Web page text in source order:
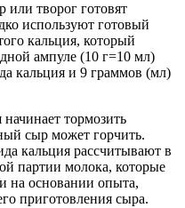
творог готовят
используют готовый
кальция, который
ампуле (10 г=10 мл)
кальция и 9 граммов (мл)
тормозить
сыр может горчить.
кальция рассчитывают в
партии молока, которые
на основании опыта,
приготовления сыра.